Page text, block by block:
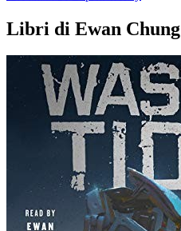
Libri di Ewan Chung